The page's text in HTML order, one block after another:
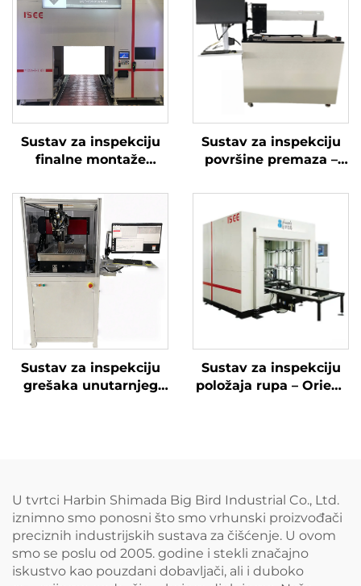
Sustav za inspekciju
finalne montaže
Sustav za inspekciju
površine premaza –
Sustav za inspekciju
grešaka unutarnjeg
Sustav za inspekciju
položaja rupa – Orient
U tvrtci Harbin Shimada Big Bird Industrial Co., Ltd.
iznimno smo ponosni što smo vrhunski proizvođači
preciznih industrijskih sustava za čišćenje. U ovom
smo se poslu od 2005. godine i stekli značajno
iskustvo kao pouzdani dobavljači, ali i duboko